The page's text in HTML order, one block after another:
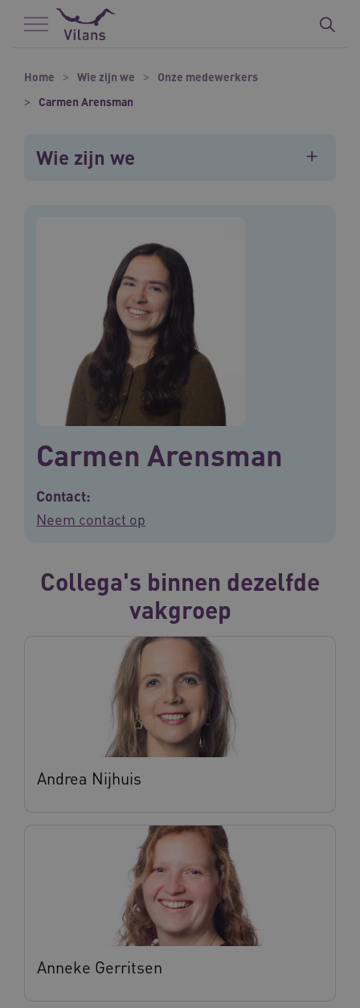
Naar hoofdinhoud
Naar footer
Home Wie zijn we
Onze medewerkers
Carmen Arensman
Wie zijn we
Carmen Arensman
Contact:
Neem contact op
Collega's binnen dezelfde
vakgroep
Andrea Nijhuis
Anneke Gerritsen